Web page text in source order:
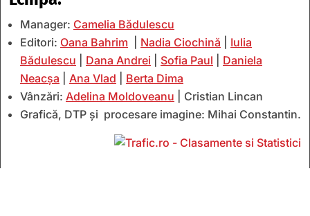
Manager: Camelia Bădulescu
Editori: Oana Bahrim Nadia Ciochină
Iulia
Bădulescu
Dana Andrei Sofia Paul
Daniela
Neacșa
Ana Vlad
Berta Dima
Vânzări: Adelina Moldoveanu | Cristian Lincan
Grafică, DTP și procesare imagine: Mihai Constantin.